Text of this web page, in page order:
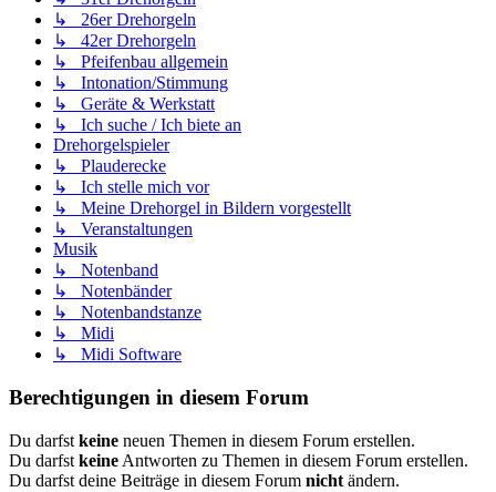
↳ 26er Drehorgeln
↳ 42er Drehorgeln
↳ Pfeifenbau allgemein
↳ Intonation/Stimmung
↳ Geräte & Werkstatt
↳ Ich suche / Ich biete an
Drehorgelspieler
↳ Plauderecke
↳ Ich stelle mich vor
↳ Meine Drehorgel in Bildern vorgestellt
↳ Veranstaltungen
Musik
↳ Notenband
↳ Notenbänder
↳ Notenbandstanze
↳ Midi
↳ Midi Software
Berechtigungen in diesem Forum
Du darfst keine neuen Themen in diesem Forum erstellen.
Du darfst keine Antworten zu Themen in diesem Forum erstellen.
Du darfst deine Beiträge in diesem Forum nicht ändern.